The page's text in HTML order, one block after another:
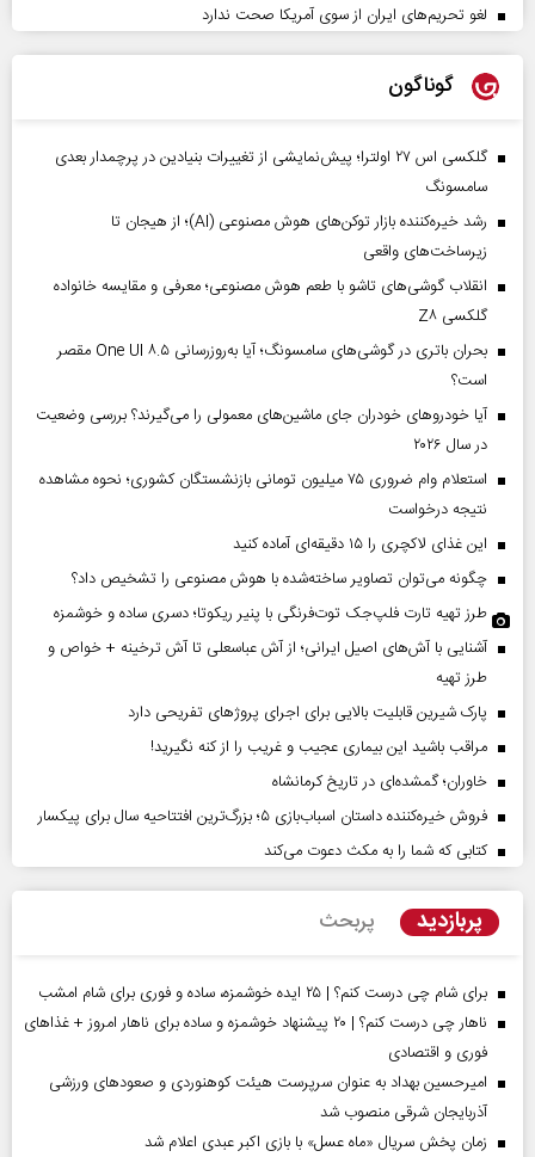
لغو تحریم‌های ایران از سوی آمریکا صحت ندارد
گوناگون
گلکسی اس ۲۷ اولترا؛ پیش‌نمایشی از تغییرات بنیادین در پرچمدار بعدی
سامسونگ
رشد خیره‌کننده بازار توکن‌های هوش مصنوعی (AI)؛ از هیجان تا
زیرساخت‌های واقعی
انقلاب گوشی‌های تاشو‌ با طعم هوش مصنوعی؛ معرفی و مقایسه خانواده
گلکسی Z۸
بحران باتری در گوشی‌های سامسونگ؛ آیا به‌روزرسانی One UI ۸.۵ مقصر
است؟
آیا خودروهای خودران جای ماشین‌های معمولی را می‌گیرند؟ بررسی وضعیت
در سال ۲۰۲۶
استعلام وام ضروری ۷۵ میلیون تومانی بازنشستگان کشوری؛ نحوه مشاهده
نتیجه درخواست
این غذای لاکچری را ۱۵ دقیقه‌ای آماده کنید
چگونه می‌توان تصاویر ساخته‌شده با هوش مصنوعی را تشخیص داد؟
طرز تهیه تارت فلپ‌جک توت‌فرنگی با پنیر ریکوتا؛ دسری ساده و خوشمزه
آشنایی با آش‌های اصیل ایرانی؛ از آش عباسعلی تا آش ترخینه + خواص و
طرز تهیه
پارک شیرین قابلیت‌ بالایی برای اجرای پروژهای تفریحی دارد
مراقب باشید این بیماری عجیب و غریب را از کنه نگیرید!
خاوران؛ گمشده‌ای در تاریخ کرمانشاه
فروش خیره‌کننده داستان اسباب‌بازی ۵؛ بزرگ‌ترین افتتاحیه سال برای پیکسار
کتابی که شما را به مکث دعوت می‌کند
پربازدید پربحث
برای شام چی درست کنم؟ | ۲۵ ایده خوشمزه، ساده و فوری برای شام امشب
ناهار چی درست کنم؟ | ۲۰ پیشنهاد خوشمزه و ساده برای ناهار امروز + غذاهای
فوری و اقتصادی
امیرحسین بهداد به عنوان سرپرست هیئت کوهنوردی و صعودهای ورزشی
آذربایجان شرقی منصوب شد
زمان پخش سریال «ماه عسل» با بازی اکبر عبدی اعلام شد